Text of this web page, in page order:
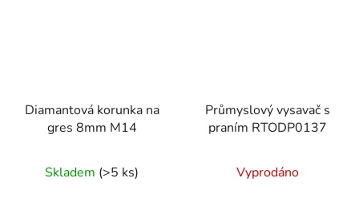
Diamantová korunka na
gres 8mm M14
Skladem (>5 ks)
Průmyslový vysavač s
praním RTODP0137
Vyprodáno